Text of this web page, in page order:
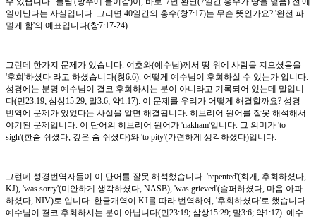
일어난다는 사실입니다. 그러면 40일간의 홍수(창7:17)는 무슨 뜻인가요? '완전 파
멸케 함'의 예표입니다(창7:17-24).
그런데 한가지 문제가 있습니다. 여호와(예수님)께서 땅 위에 사람을 지으셨음을
'후회'하셨다 라고 하셨습니다(창6:6). 어떻게 예수님이 후회하실 수 있는가 입니다.
성경에는 분명 예수님이 결코 후회하시는 분이 아니라고 기록되어 있는데 말입니
다(민23:19; 삼상15:29; 말3:6; 약1:17). 이 문제를 우리가 어떻게 해결할까요? 성경
번역에 문제가 있었다는 사실을 알면 해결됩니다. 히브리어 원어를 잘못 해석해서
야기된 문제입니다. 이 단어의 히브리어 원어가 'nakham'입니다. 그 의미가 'to
sigh'(한숨 쉬셨다, 깊은 숨 쉬셨다)와 'to pity'(가련하게 생각하셨다)입니다.
그런데 성경번역자들이 이 단어를 잘못 해석했습니다. 'repented'(회개, 후회하셨다,
KJ), 'was sorry'(미안하게 생각하셨다, NASB), 'was grieved'(슬퍼하셨다, 마음 아파
하셨다, NIV)로 입니다. 한글개역이 KJ를 따라 번역하여, '후회하셨다'로 했습니다.
예수님이 결코 후회하시는 분이 아닙니다(민23:19; 삼상15:29; 말3:6; 약1:17). 예수